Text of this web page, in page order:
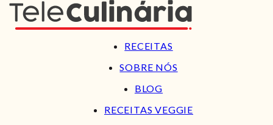
RECEITAS
SOBRE NÓS
BLOG
RECEITAS VEGGIE